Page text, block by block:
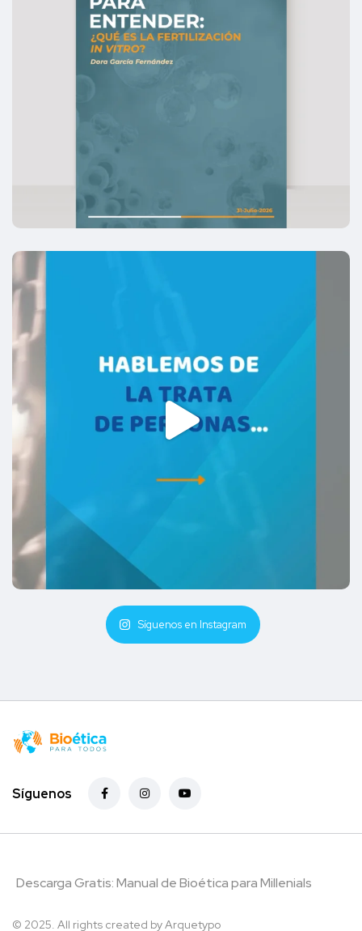
Síguenos en Instagram
Síguenos
Descarga Gratis: Manual de Bioética para Millenials
© 2025. All rights created byArquetypo